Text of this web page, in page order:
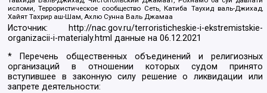
исломи, Террористическое сообщество Сеть, Катиба Таухид валь-Джихад,
Хайят Тахрир аш-Шам, Ахлю Сунна Валь Джамаа
Источник:
http://nac.gov.ru/terroristicheskie-i-ekstremistskie-
organizacii-i-materialy.html данные на06.12.2021
* Перечень общественных объединений и религиозных
организаций в отношении которых судом принято
вступившее в законную силу решение о ликвидации или
запрете деятельности: